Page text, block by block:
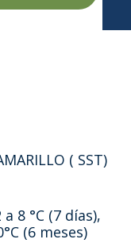
( SST)
8 °C (7 días),
(6 meses)